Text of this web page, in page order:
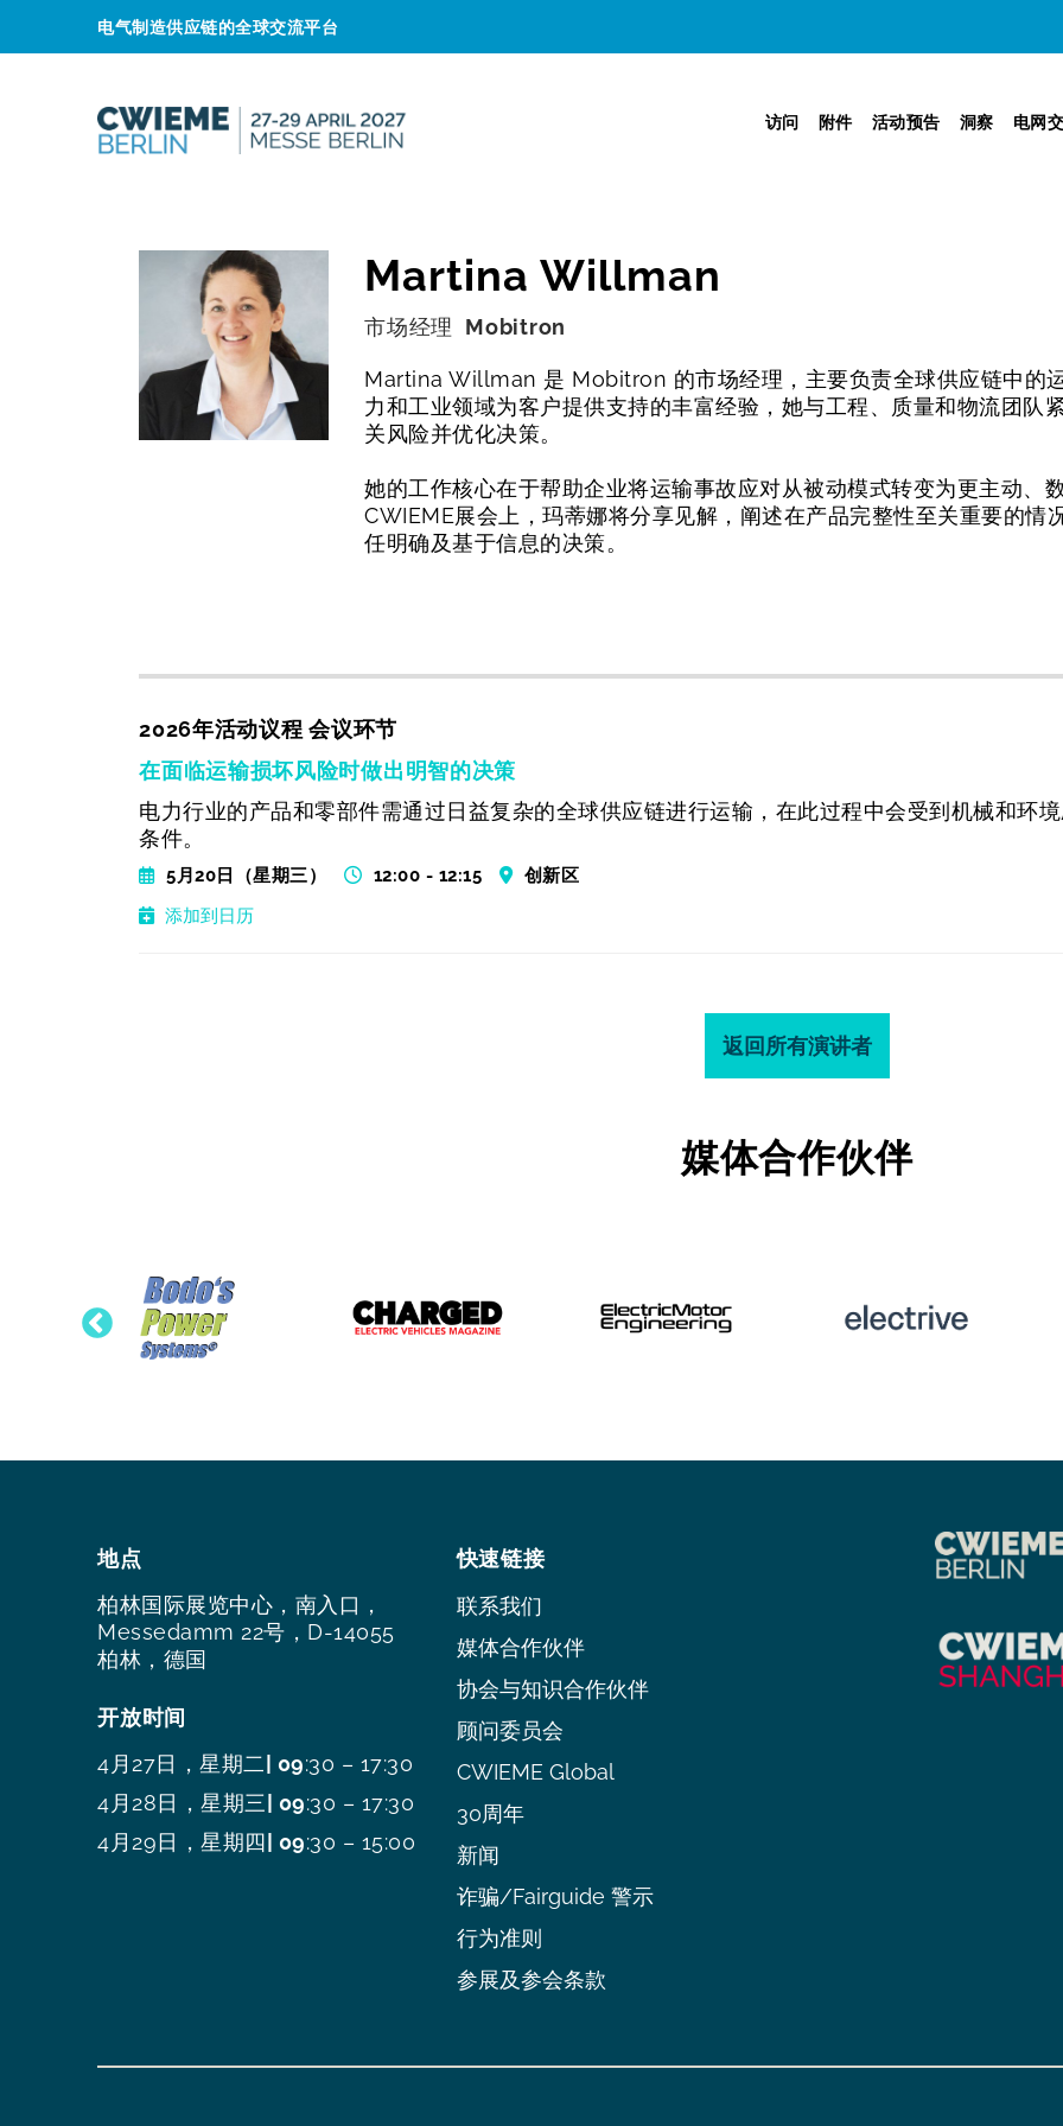
电气制造供应链的全球交流平台
访问 附件 活动预告 洞察 电网
Martina Willman
市场经理 Mobitron
Martina Willman 是 Mobitron 的市场经理，主要负责全球供应链中的
力和工业领域为客户提供支持的丰富经验，她与工程、质量和物流团队
关风险并优化决策。
她的工作核心在于帮助企业将运输事故应对从被动模式转变为更主动、
CWIEME展会上，玛蒂娜将分享见解，阐述在产品完整性至关重要的情
任明确及基于信息的决策。
2026年活动议程 会议环节
在面临运输损坏风险时做出明智的决策
电力行业的产品和零部件需通过日益复杂的全球供应链进行运输，在此过程中会受到机械和环
条件。
5月20日（星期三） 12:00 - 12:15
创新区
添加到日历
返回所有演讲者
媒体合作伙伴
地点
柏林国际展览中心，南入口，
Messedamm 22号，D-14055
柏林，德国
开放时间
4月27日，星期二 | 09:30 – 17:30
4月28日，星期三 | 09:30 – 17:30
4月29日，星期四 | 09:30 – 15:00
快速链接
联系我们
媒体合作伙伴
协会与知识合作伙伴
顾问委员会
CWIEME Global
30周年
新闻
诈骗/Fairguide 警示
行为准则
参展及参会条款